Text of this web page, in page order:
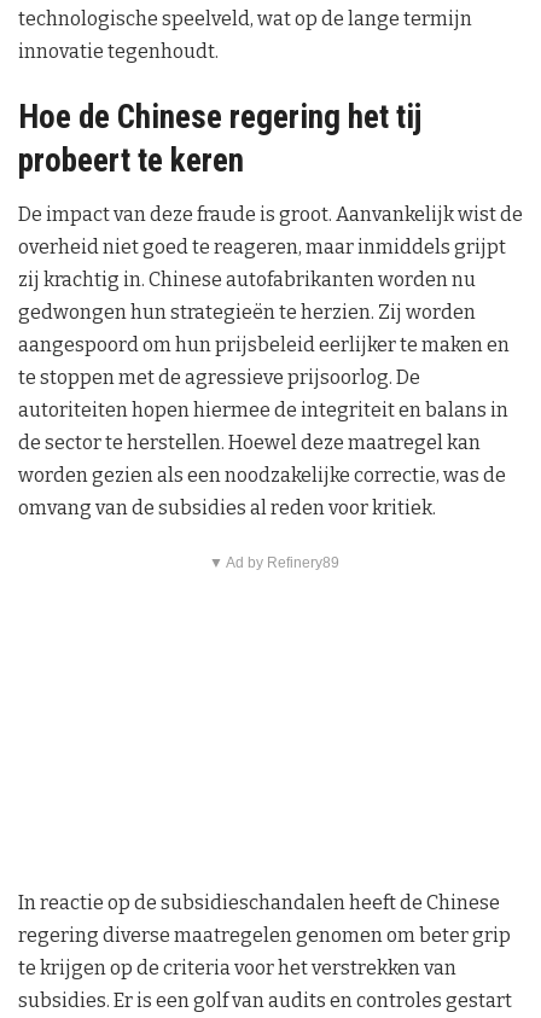
technologische speelveld, wat op de lange termijn
innovatie tegenhoudt.
Hoe de Chinese regering het tij
probeert te keren
De impact van deze fraude is groot. Aanvankelijk wist de
overheid niet goed te reageren, maar inmiddels grijpt
zij krachtig in. Chinese autofabrikanten worden nu
gedwongen hun strategieën te herzien. Zij worden
aangespoord om hun prijsbeleid eerlijker te maken en
te stoppen met de agressieve prijsoorlog. De
autoriteiten hopen hiermee de integriteit en balans in
de sector te herstellen. Hoewel deze maatregel kan
worden gezien als een noodzakelijke correctie, was de
omvang van de subsidies al reden voor kritiek.
▼ Ad by Refinery89
In reactie op de subsidieschandalen heeft de Chinese
regering diverse maatregelen genomen om beter grip
te krijgen op de criteria voor het verstrekken van
subsidies. Er is een golf van audits en controles gestart